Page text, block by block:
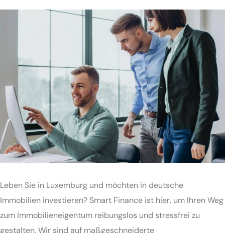
Leben Sie in Luxemburg und möchten in deutsche
Immobilien investieren? Smart Finance ist hier, um Ihren Weg
zum Immobilieneigentum reibungslos und stressfrei zu
gestalten. Wir sind auf maßgeschneiderte